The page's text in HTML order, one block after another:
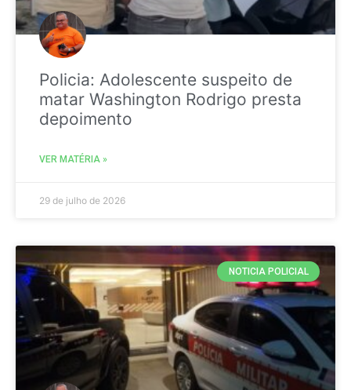
Policia: Adolescente suspeito de
matar Washington Rodrigo presta
depoimento
VER MATÉRIA »
29 de julho de 2026
NOTICIA POLICIAL